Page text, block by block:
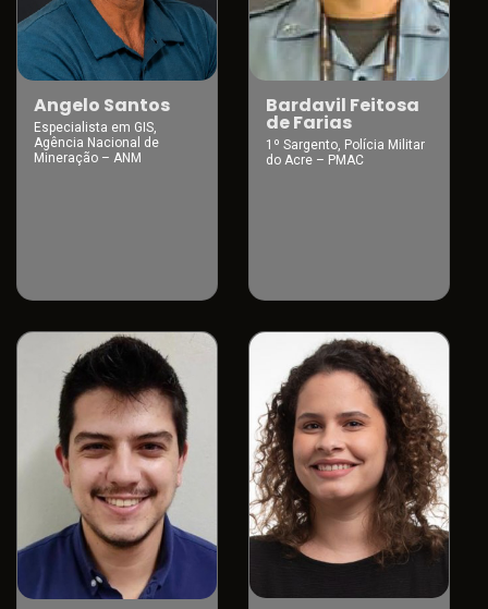
Angelo Santos
Especialista em GIS,
Agência Nacional de
Mineração – ANM
Bardavil Feitosa
de Farias
1º Sargento, Polícia Militar
do Acre – PMAC